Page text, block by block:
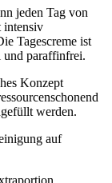
jeden Tag von
intensiv
Tagescreme ist
und paraffinfrei.
Konzept
werden.
auf